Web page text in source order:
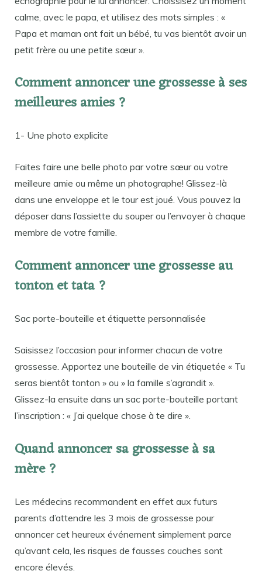
calme, avec le papa, et utilisez des mots simples : «
Papa et maman ont fait un bébé, tu vas bientôt avoir un
petit frère ou une petite sœur ».
Comment annoncer une grossesse à ses
meilleures amies ?
1- Une photo explicite
Faites faire une belle photo par votre sœur ou votre
meilleure amie ou même un photographe! Glissez-là
dans une enveloppe et le tour est joué. Vous pouvez la
déposer dans l’assiette du souper ou l’envoyer à chaque
membre de votre famille.
Comment annoncer une grossesse au
tonton et tata ?
Sac porte-bouteille et étiquette personnalisée
Saisissez l’occasion pour informer chacun de votre
grossesse. Apportez une bouteille de vin étiquetée « Tu
seras bientôt tonton » ou » la famille s’agrandit ».
Glissez-la ensuite dans un sac porte-bouteille portant
l’inscription : « J’ai quelque chose à te dire ».
Quand annoncer sa grossesse à sa
mère ?
Les médecins recommandent en effet aux futurs
parents d’attendre les 3 mois de grossesse pour
annoncer cet heureux événement simplement parce
qu’avant cela, les risques de fausses couches sont
encore élevés.